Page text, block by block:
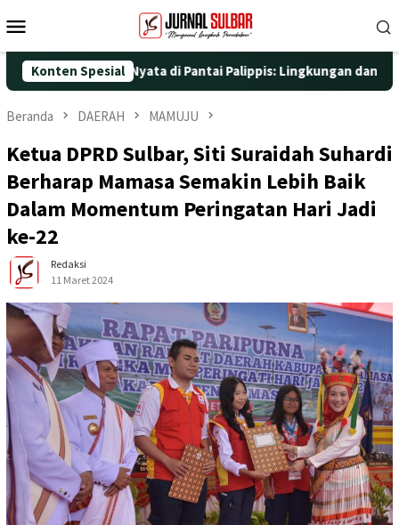
ke
Mobile
Konten Spesial
Aksi Nyata di Pantai Palippis: Lingkungan dan Kesehatan
Beranda DAERAH MAMUJU
Ketua DPRD Sulbar, Siti Suraidah Suhardi
Berharap Mamasa Semakin Lebih Baik
Dalam Momentum Peringatan Hari Jadi
ke-22
Redaksi
11 Maret 2024